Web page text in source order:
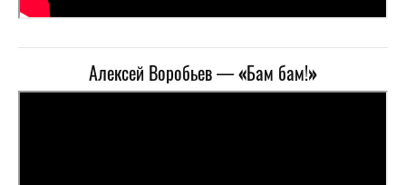
Алексей Воробьев —«Бам бам!»